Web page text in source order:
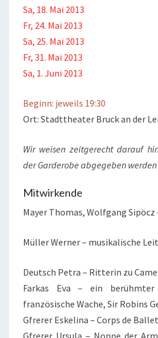
Sa, 18. Mai 2013
Fr, 24. Mai 2013
Sa, 25. Mai 2013
Fr, 31. Mai 2013
Sa, 1. Juni 2013
Beginn: jeweils 19:30
Ort: Stadttheater Bruck an der
Wir weisen zeitgerecht darauf
der Garderobe abgegeben werden
Mitwirkende
Mayer Thomas, Wolfgang Sipöcz
Müller Werner – musikalische
Deutsch Petra – Ritterin zu
Farkas Eva – ein berühmter
französische Wache, Sir Robins
Gfrerer Eskelina – Corps de
Gfrerer Ursula – Nonne der